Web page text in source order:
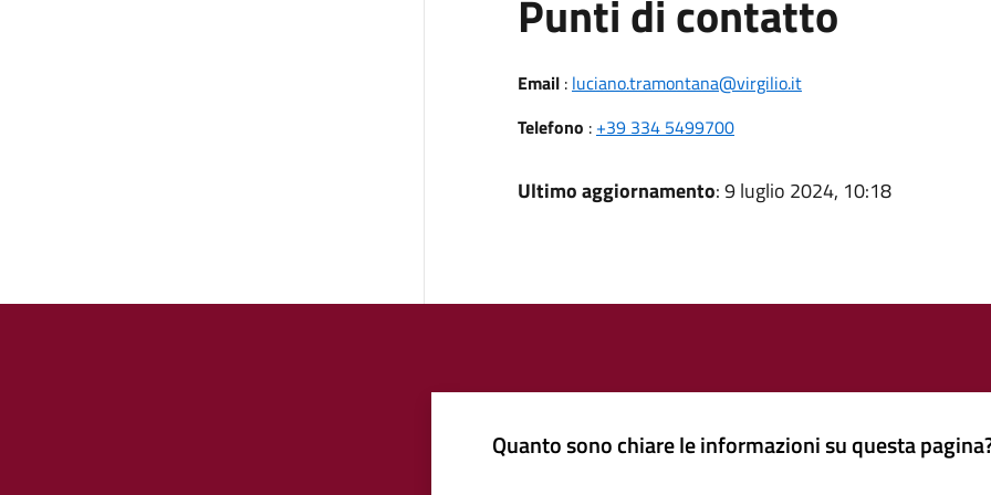
Punti di contatto
Email: luciano.tramontana@virgilio.it
Telefono : +39 334 5499700
Ultimo aggiornamento: 9 luglio 2024, 10:18
Quanto sono chiare le informazioni su questa